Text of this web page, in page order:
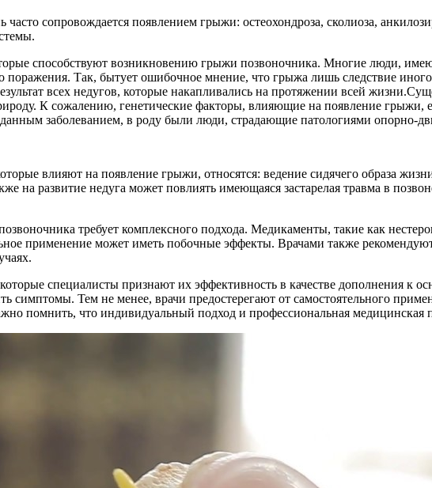
сопровождается появлением грыжи: остеохондроза, сколиоза,
способствуют возникновению грыжи позвоночника. Многие люди,
поражения. Так, бытует ошибочное мнение, что грыжа лишь следствие
всех недугов, которые накапливались на протяжении всей
К сожалению, генетические факторы, влияющие на появление грыжи,
заболеванием, в роду были люди, страдающие патологиями опорно-
влияют на появление грыжи, относятся: ведение сидячего образа
на развитие недуга может повлиять имеющаяся застарелая травма в
требует комплексного подхода. Медикаменты, такие как
применение может иметь побочные эффекты. Врачами также
специалисты признают их эффективность в качестве дополнения
симптомы. Тем не менее, врачи предостерегают от самостоятельного
помнить, что индивидуальный подход и профессиональная